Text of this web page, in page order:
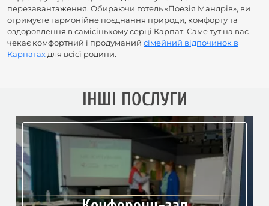
перезавантаження. Обираючи готель «Поезія Мандрів», ви
отримуєте гармонійне поєднання природи, комфорту та
оздоровлення в самісінькому серці Карпат. Саме тут на вас
чекає комфортний і продуманий сімейний відпочинок в
Карпатах для всієї родини.
ІНШІ ПОСЛУГИ